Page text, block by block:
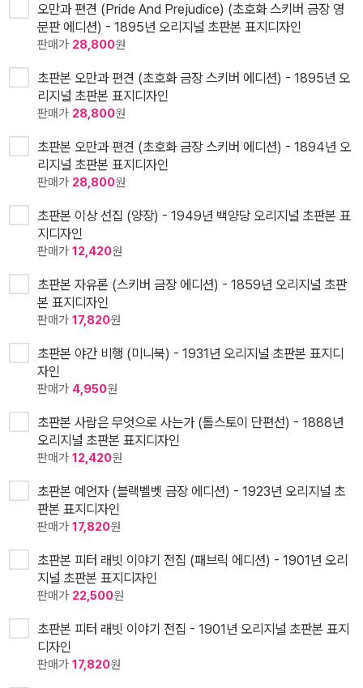
오만과 편견 (Pride And Prejudice) (초호화 스키버 금장 영
문판 에디션) - 1895년 오리지널 초판본 표지디자인
판매가 28,800원
초판본 오만과 편견 (초호화 금장 스키버 에디션) - 1895년 오
리지널 초판본 표지디자인
판매가 28,800원
초판본 오만과 편견 (초호화 금장 스키버 에디션) - 1894년 오
리지널 초판본 표지디자인
판매가 28,800원
초판본 이상 선집 (양장) - 1949년 백양당 오리지널 초판본 표
지디자인
판매가 12,420원
초판본 자유론 (스키버 금장 에디션) - 1859년 오리지널 초판
본 표지디자인
판매가 17,820원
초판본 야간 비행 (미니북) - 1931년 오리지널 초판본 표지디
자인
판매가 4,950원
초판본 사람은 무엇으로 사는가 (톨스토이 단편선) - 1888년
오리지널 초판본 표지디자인
판매가 12,420원
초판본 예언자 (블랙벨벳 금장 에디션) - 1923년 오리지널 초
판본 표지디자인
판매가 17,820원
초판본 피터 래빗 이야기 전집 (패브릭 에디션) - 1901년 오리
지널 초판본 표지디자인
판매가 22,500원
초판본 피터 래빗 이야기 전집 - 1901년 오리지널 초판본 표지
디자인
판매가 17,820원